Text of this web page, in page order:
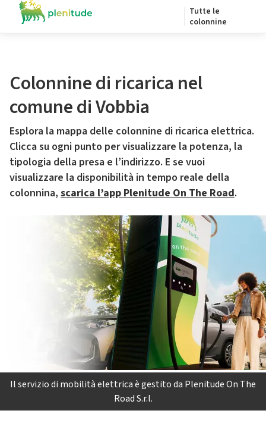
Tutte le
colonnine
Colonnine di ricarica nel
comune di Vobbia
Esplora la mappa delle colonnine di ricarica elettrica.
Clicca su ogni punto per visualizzare la potenza, la
tipologia della presa e l’indirizzo. E se vuoi
visualizzare la disponibilità in tempo reale della
colonnina, scarica l’app Plenitude On The Road.
Il servizio di mobilità elettrica è gestito da Plenitude On The
Road S.r.l.